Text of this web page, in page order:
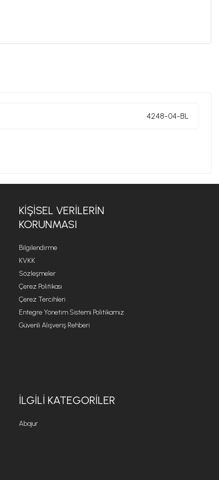
4248-04-BL
KIŞISEL VERILERIN
KORUNMASI
Bilgilendirme
KVKK
Sözleşmeler
Çerez Politikası
Çerez Tercihleri
Entegre Yönetim Sistemi Politikamız
Güvenli Alışveriş Rehberi
İLGILI KATEGORILER
Abajur